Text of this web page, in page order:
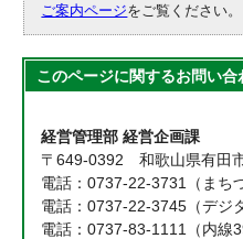
ご案内ページをご覧ください。
このページに関するお問い合
経営管理部 経営企画課
〒649-0392 和歌山県有田
電話：0737-22-3731（まち
電話：0737-22-3745（デジ
電話：0737-83-1111（内線